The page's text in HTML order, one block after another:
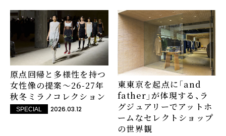
原点回帰と多様性を持つ
女性像の提案～26-27年
秋冬ミラノコレクション
SPECIAL 2026.03.12
東東京を起点に「and
father」が体現する、ラ
グジュアリーでアットホ
ームなセレクトショップ
の世界観